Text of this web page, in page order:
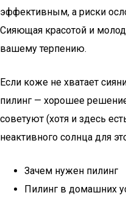
эффективным, а риски
Сияющая красотой и
вашему терпению.
Если коже не хватает
пилинг — хорошее
советуют (хотя и здесь
неактивного солнца для
Зачем нужен пилинг
Пилинг в домашних